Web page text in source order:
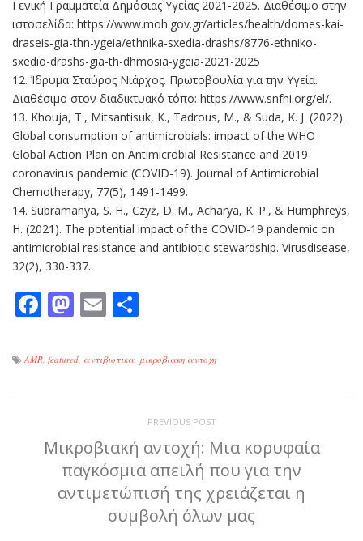
Γενική Γραμματεία Δημόσιας Υγείας 2021-2025. Διαθέσιμο στην
ιστοσελίδα: https://www.moh.gov.gr/articles/health/domes-kai-
draseis-gia-thn-ygeia/ethnika-sxedia-drashs/8776-ethniko-
sxedio-drashs-gia-th-dhmosia-ygeia-2021-2025
12. Ίδρυμα Σταύρος Νιάρχος. Πρωτοβουλία για την Υγεία.
Διαθέσιμο στον διαδικτυακό τόπο: https://www.snfhi.org/el/.
13. Khouja, T., Mitsantisuk, K., Tadrous, M., & Suda, K. J. (2022).
Global consumption of antimicrobials: impact of the WHO
Global Action Plan on Antimicrobial Resistance and 2019
coronavirus pandemic (COVID-19). Journal of Antimicrobial
Chemotherapy, 77(5), 1491-1499.
14. Subramanya, S. H., Czyż, D. M., Acharya, K. P., & Humphreys,
H. (2021). The potential impact of the COVID-19 pandemic on
antimicrobial resistance and antibiotic stewardship. Virusdisease,
32(2), 330-337.
Facebook
Mastodon
Email
AMR, featured, αντιβιοτικα, μικροβιακη αντοχη
PREVIOUS POST
Μικροβιακή αντοχή: Μια κορυφαία
παγκόσμια απειλή που για την
αντιμετώπισή της χρειάζεται η
συμβολή όλων μας